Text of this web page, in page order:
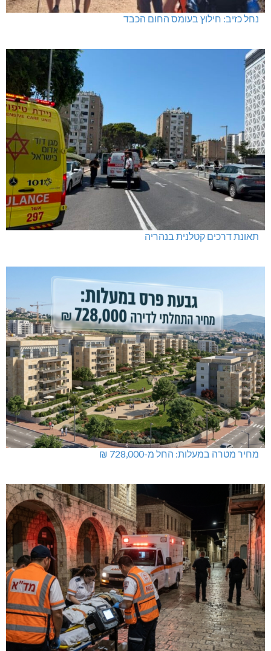
נחל כזיב: חילוץ בעומס החום הכבד
תאונת דרכים קטלנית בנהריה
מחיר מטרה במעלות: החל מ-728,000 ₪